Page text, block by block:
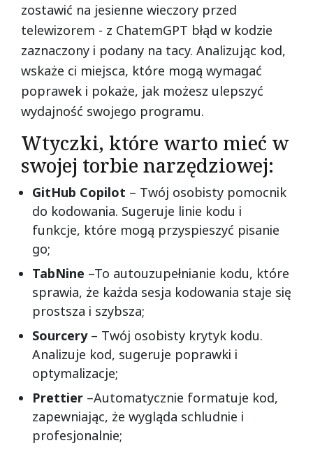
zostawić na jesienne wieczory przed
telewizorem - z ChatemGPT błąd w kodzie
zaznaczony i podany na tacy. Analizując kod,
wskaże ci miejsca, które mogą wymagać
poprawek i pokaże, jak możesz ulepszyć
wydajność swojego programu.
Wtyczki, które warto mieć w
swojej torbie narzędziowej:
GitHub Copilot – Twój osobisty pomocnik
do kodowania. Sugeruje linie kodu i
funkcje, które mogą przyspieszyć pisanie
go;
TabNine –To autouzupełnianie kodu, które
sprawia, że każda sesja kodowania staje się
prostsza i szybsza;
Sourcery– Twój osobisty krytyk kodu.
Analizuje kod, sugeruje poprawki i
optymalizacje;
Prettier –Automatycznie formatuje kod,
zapewniając, że wygląda schludnie i
profesjonalnie;